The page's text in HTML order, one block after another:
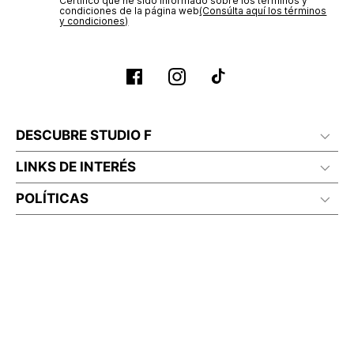
condiciones de la página web‎(Consúlta aquí los términos
y condiciones)
DESCUBRE STUDIO F
LINKS DE INTERÉS
POLÍTICAS